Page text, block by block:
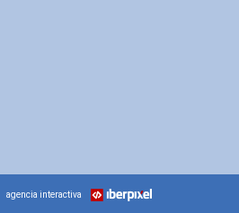
agencia interactiva